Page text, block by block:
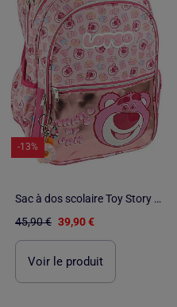
-13%
Sac à dos scolaire Toy Story Lotso 27 L avec double compartiment zippé
45,90 € 39,90 €
Voir le produit